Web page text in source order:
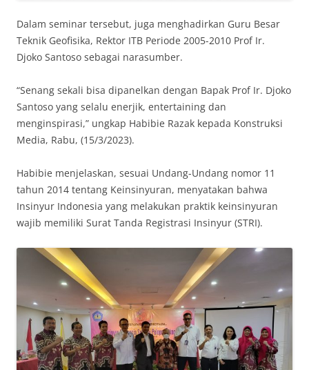
Dalam seminar tersebut, juga menghadirkan Guru Besar
Teknik Geofisika, Rektor ITB Periode 2005-2010 Prof Ir.
Djoko Santoso sebagai narasumber.
“Senang sekali bisa dipanelkan dengan Bapak Prof Ir. Djoko
Santoso yang selalu enerjik, entertaining dan
menginspirasi,” ungkap Habibie Razak kepada Konstruksi
Media, Rabu, (15/3/2023).
Habibie menjelaskan, sesuai Undang-Undang nomor 11
tahun 2014 tentang Keinsinyuran, menyatakan bahwa
Insinyur Indonesia yang melakukan praktik keinsinyuran
wajib memiliki Surat Tanda Registrasi Insinyur (STRI).